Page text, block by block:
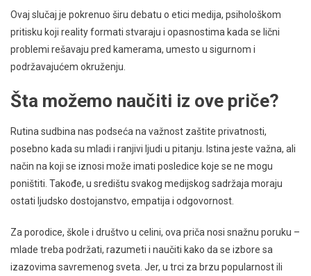
Ovaj slučaj je pokrenuo širu debatu o etici medija, psihološkom
pritisku koji reality formati stvaraju i opasnostima kada se lični
problemi rešavaju pred kamerama, umesto u sigurnom i
podržavajućem okruženju.
Šta možemo naučiti iz ove priče?
Rutina sudbina nas podseća na važnost zaštite privatnosti,
posebno kada su mladi i ranjivi ljudi u pitanju. Istina jeste važna, ali
način na koji se iznosi može imati posledice koje se ne mogu
poništiti. Takođe, u središtu svakog medijskog sadržaja moraju
ostati ljudsko dostojanstvo, empatija i odgovornost.
Za porodice, škole i društvo u celini, ova priča nosi snažnu poruku –
mlade treba podržati, razumeti i naučiti kako da se izbore sa
izazovima savremenog sveta. Jer, u trci za brzu popularnost ili